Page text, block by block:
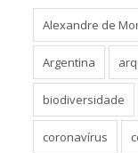
Alexandre de
Argentina
biodiversidade
coronavírus